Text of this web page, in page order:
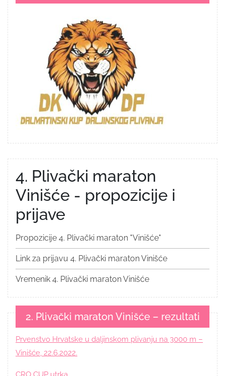
4. Plivački maraton
Vinišće - propozicije i
prijave
Propozicije 4. Plivački maraton "Vinišće"
Link za prijavu 4. Plivački maraton Vinišće
Vremenik 4. Plivački maraton Vinišće
2. Plivački maraton Vinišće – rezultati
Prvenstvo Hrvatske u daljinskom plivanju na 3000 m –
Vinišće, 22.6.2022.